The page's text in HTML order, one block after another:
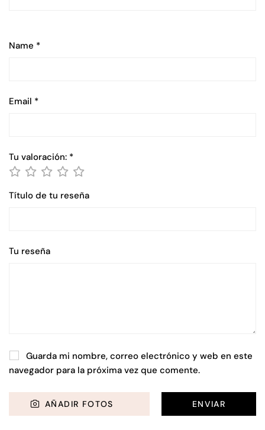
Name *
Email *
Tu valoración: *
Título de tu reseña
Tu reseña
Guarda mi nombre, correo electrónico y web en este
navegador para la próxima vez que comente.
AÑADIR FOTOS